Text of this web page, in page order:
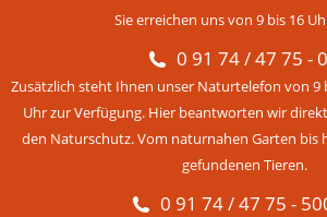
Sie erreichen uns von 9 bis 16
0 91 74 / 47 75 - 0
Zusätzlich steht Ihnen unser Naturtelefon von 9
Uhr zur Verfügung. Hier beantworten wir
den Naturschutz. Vom naturnahen Garten bis
gefundenen Tieren.
0 91 74 / 47 75 -